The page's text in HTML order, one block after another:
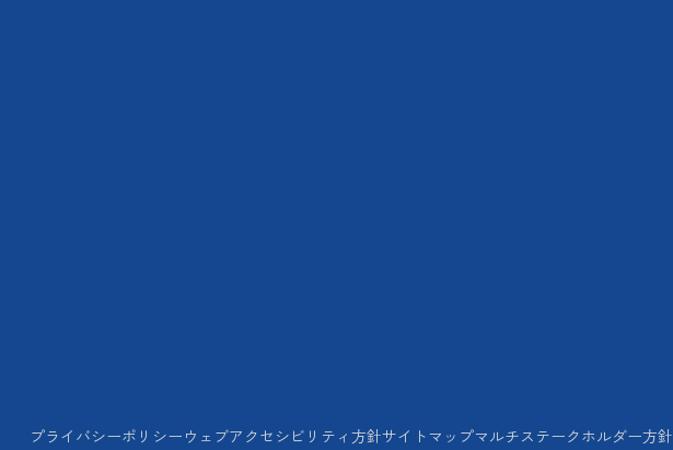
プライバシーポリシー ウェブアクセシビリティ方針サイトマップマルチステークホルダー方針